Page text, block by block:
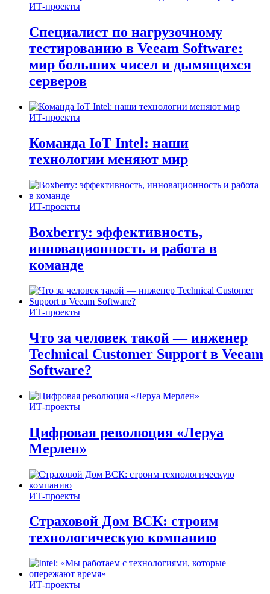
ИТ-проекты
Специалист по нагрузочному
тестированию в Veeam Software:
мир больших чисел и дымящихся
серверов
ИТ-проекты
Команда IoT Intel: наши
технологии меняют мир
ИТ-проекты
Boxberry: эффективность,
инновационность и работа в
команде
ИТ-проекты
Что за человек такой — инженер
Technical Customer Support в Veeam
Software?
ИТ-проекты
Цифровая революция «Леруа
Мерлен»
ИТ-проекты
Страховой Дом ВСК: строим
технологическую компанию
ИТ-проекты